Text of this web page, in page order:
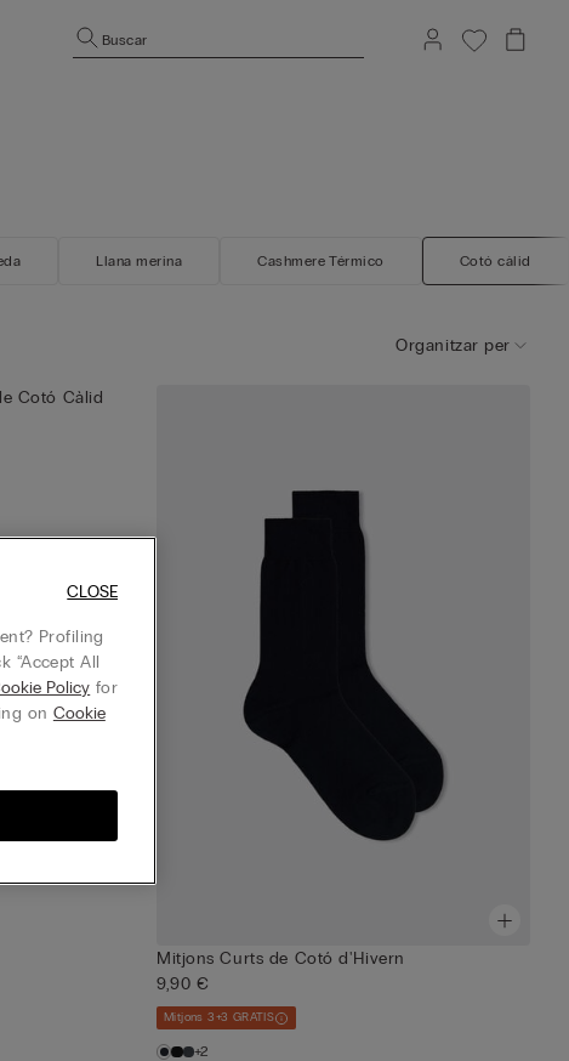
Buscar
Llana merina Cashmere Térmico Cotó càlid
Organitzar per
Cotó Càlid
Mitjons Curts de Cotó d'Hivern
9,90 €
Mitjons 3+3 GRATIS
+2
Profiling
“Accept All
Policy for
on Cookie
CLOSE